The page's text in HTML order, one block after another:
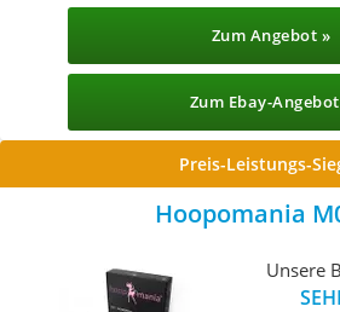
Zum Angebot »
Zum Ebay-
Preis-Leistungs-
Hoopomania
Unsere